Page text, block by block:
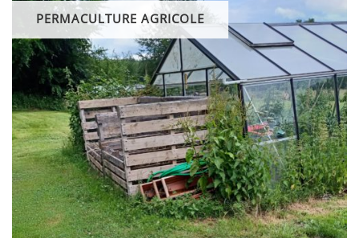
PERMACULTURE AGRICOLE